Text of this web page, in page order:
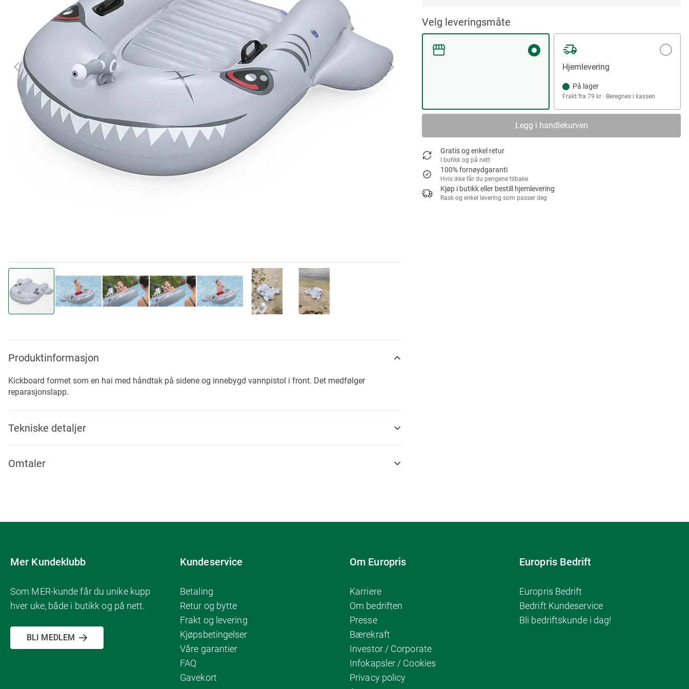
Velg leveringsmåte
Hjemlevering
På lager
Frakt fra 79 kr · Beregnes i kassen
Legg i handlekurven
Gratis og enkel retur
I butikk og på nett
100% fornøydgaranti
Hvis ikke får du pengene tilbake
Kjøp i butikk eller bestill hjemlevering
Rask og enkel levering som passer deg
the
beginning
the
images
gallery
Produktinformasjon
Kickboard formet som en hai med håndtak på sidene og innebygd vannpistol i front. Det medfølger
reparasjonslapp.
Tekniske detaljer
Omtaler
Mer Kundeklubb
Som MER-kunde får du unike kupp
hver uke, både i butikk og på nett.
BLI MEDLEM
Kundeservice
Betaling
Retur og bytte
Frakt og levering
Kjøpsbetingelser
Våre garantier
FAQ
Gavekort
Om Europris
Karriere
Om bedriften
Presse
Bærekraft
Investor / Corporate
Infokapsler / Cookies
Privacy policy
Europris Bedrift
Europris Bedrift
Bedrift Kundeservice
Bli bedriftskunde i dag!